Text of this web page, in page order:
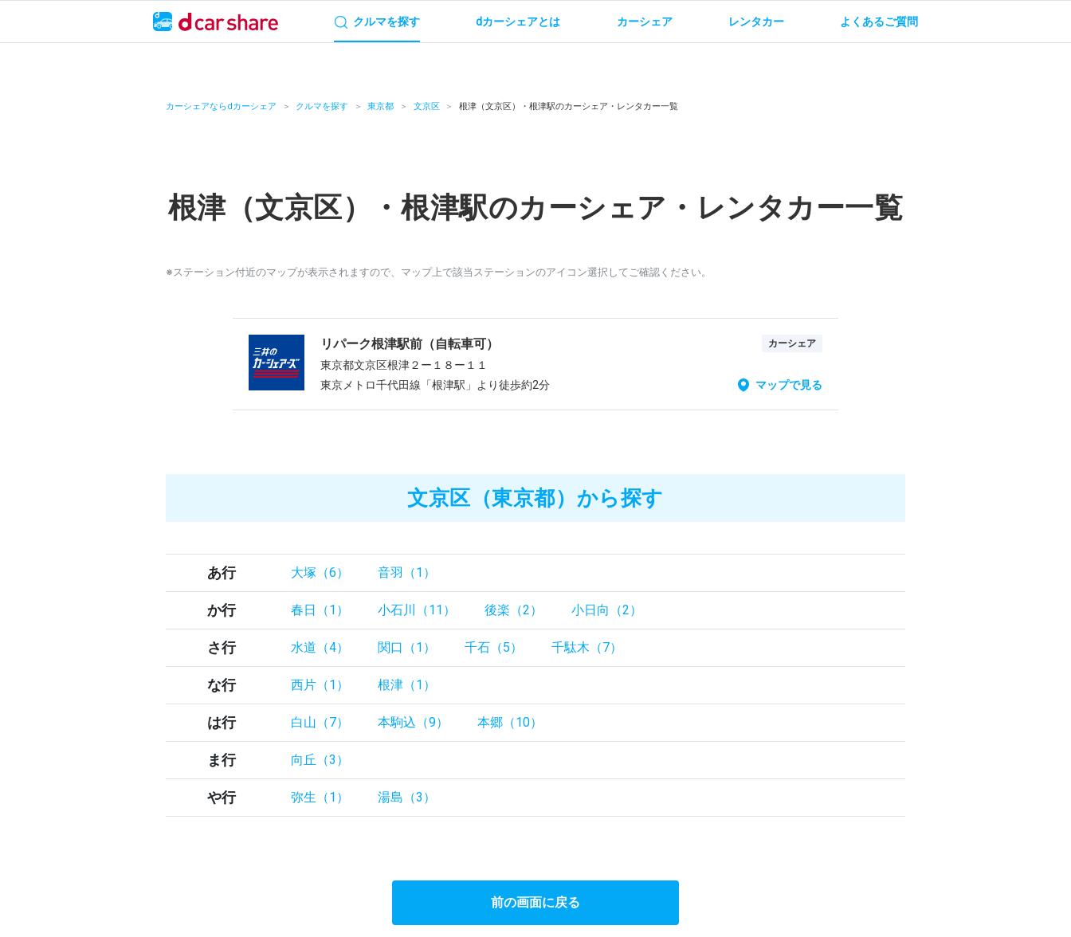
クルマを探す dカーシェアとは カーシェア レンタカー よくあるご質問
カーシェアならdカーシェア クルマを探す 東京都 文京区 根津（文京区）・根津駅のカーシェア・レンタカー一覧
根津（文京区）・根津駅のカーシェア・レンタカー一覧
※ステーション付近のマップが表示されますので、マップ上で該当ステーションのアイコン選択してご確認ください。
リパーク根津駅前（自転車可） カーシェア
東京都文京区根津２ー１８ー１１
東京メトロ千代田線「根津駅」より徒歩約2分
マップで見る
文京区（東京都）から探す
あ行 大塚（6） 音羽（1）
か行 春日（1） 小石川（11） 後楽（2） 小日向（2）
さ行 水道（4） 関口（1） 千石（5） 千駄木（7）
な行 西片（1） 根津（1）
は行 白山（7） 本駒込（9） 本郷（10）
ま行 向丘（3）
や行 弥生（1） 湯島（3）
前の画面に戻る
よくあるご質問・お問い合わせ